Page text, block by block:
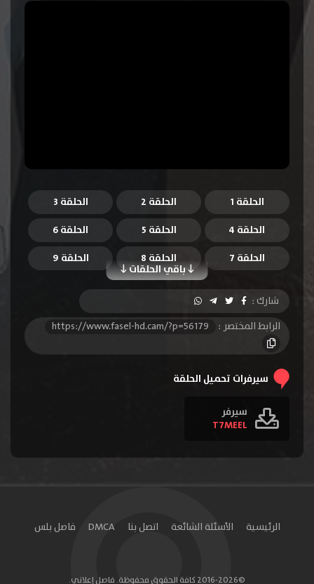
الحلقة 1 الحلقة 2
الحلقة 3
الحلقة 4
الحلقة 5 الحلقة 6
باقي الحلقات
الحلقة 7 الحلقة 8
الحلقة 9
الحلقة 10
الحلقة 11
الحلقة 12
الحلقة 13
الحلقة 14
الحلقة 15
الحلقة 25
الحلقة 29
شارك :
الرابط المختصر :
https://www.fasel-hd.cam/?p=56179
سيرفرات تحميل الحلقة
سيرفر
T7MEEL
الرئيسية الأسئلة الشائعة اتصل بنا DMCA فاصل بلس
©2016-2026 كافة الحقوق محفوظة. فاصل إعلاني.